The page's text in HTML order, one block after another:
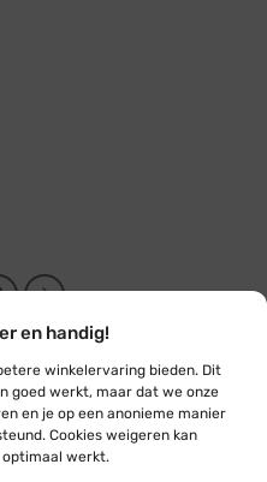
en handig!
winkelervaring bieden. Dit
goed werkt, maar dat we onze
en je op een anonieme manier
Cookies weigeren kan
werkt.
lichtsnoeren met kleine
zijn voornamelijk